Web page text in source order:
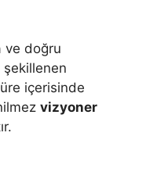
ve doğru
şekillenen
içerisinde
vizyoner